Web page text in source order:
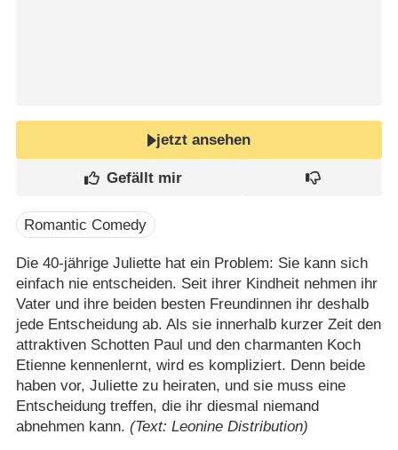
jetzt ansehen
Romantic Comedy
Die 40-jährige Juliette hat ein Problem: Sie kann sich
einfach nie entscheiden. Seit ihrer Kindheit nehmen ihr
Vater und ihre beiden besten Freundinnen ihr deshalb
jede Entscheidung ab. Als sie innerhalb kurzer Zeit den
attraktiven Schotten Paul und den charmanten Koch
Etienne kennenlernt, wird es kompliziert. Denn beide
haben vor, Juliette zu heiraten, und sie muss eine
Entscheidung treffen, die ihr diesmal niemand
abnehmen kann. (Text: Leonine Distribution)